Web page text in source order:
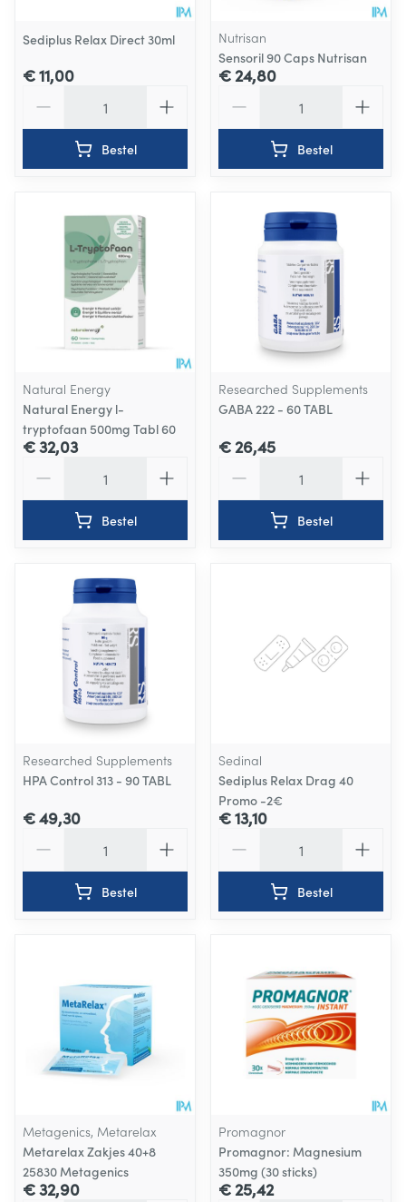
Sediplus Relax Direct 30ml
€ 11,00
Bestel
Nutrisan
Sensoril 90 Caps Nutrisan
€ 24,80
Bestel
Natural Energy
Natural Energy l-
tryptofaan 500mg Tabl 60
€ 32,03
Bestel
Researched Supplements
GABA 222 - 60 TABL
€ 26,45
Bestel
Researched Supplements
HPA Control 313 - 90 TABL
€ 49,30
Bestel
Sedinal
Sediplus Relax Drag 40
Promo -2€
€ 13,10
Bestel
Metagenics, Metarelax
Metarelax Zakjes 40+8
25830 Metagenics
€ 32,90
Promagnor
Promagnor: Magnesium
350mg (30 sticks)
€ 25,42